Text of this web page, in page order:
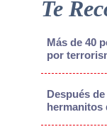
Te
Más de 40
por
Después
hermanitos